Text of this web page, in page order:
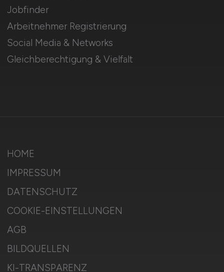
Jobfinder
Arbeitnehmer Registrierung
Social Media & Networks
Gleichberechtigung & Vielfalt
HOME
IMPRESSUM
DATENSCHUTZ
COOKIE-EINSTELLUNGEN
AGB
BILDQUELLEN
KI-TRANSPARENZ